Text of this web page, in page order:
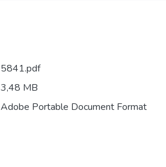
5841.pdf
3,48 MB
Adobe Portable Document Format